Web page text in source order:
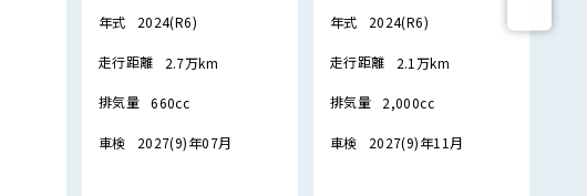
年式 2024(R6)
走行距離 2.7万km
排気量 660cc
車検 2027(9)年07月
年式 2024(R6)
走行距離 2.1万km
排気量 2,000cc
車検 2027(9)年11月